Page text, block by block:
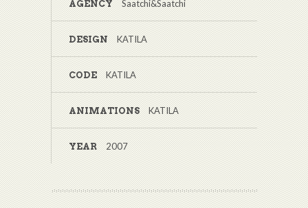
AGENCY Saatchi&Saatchi
DESIGN KATILA
CODE KATILA
ANIMATIONS KATILA
YEAR 2007